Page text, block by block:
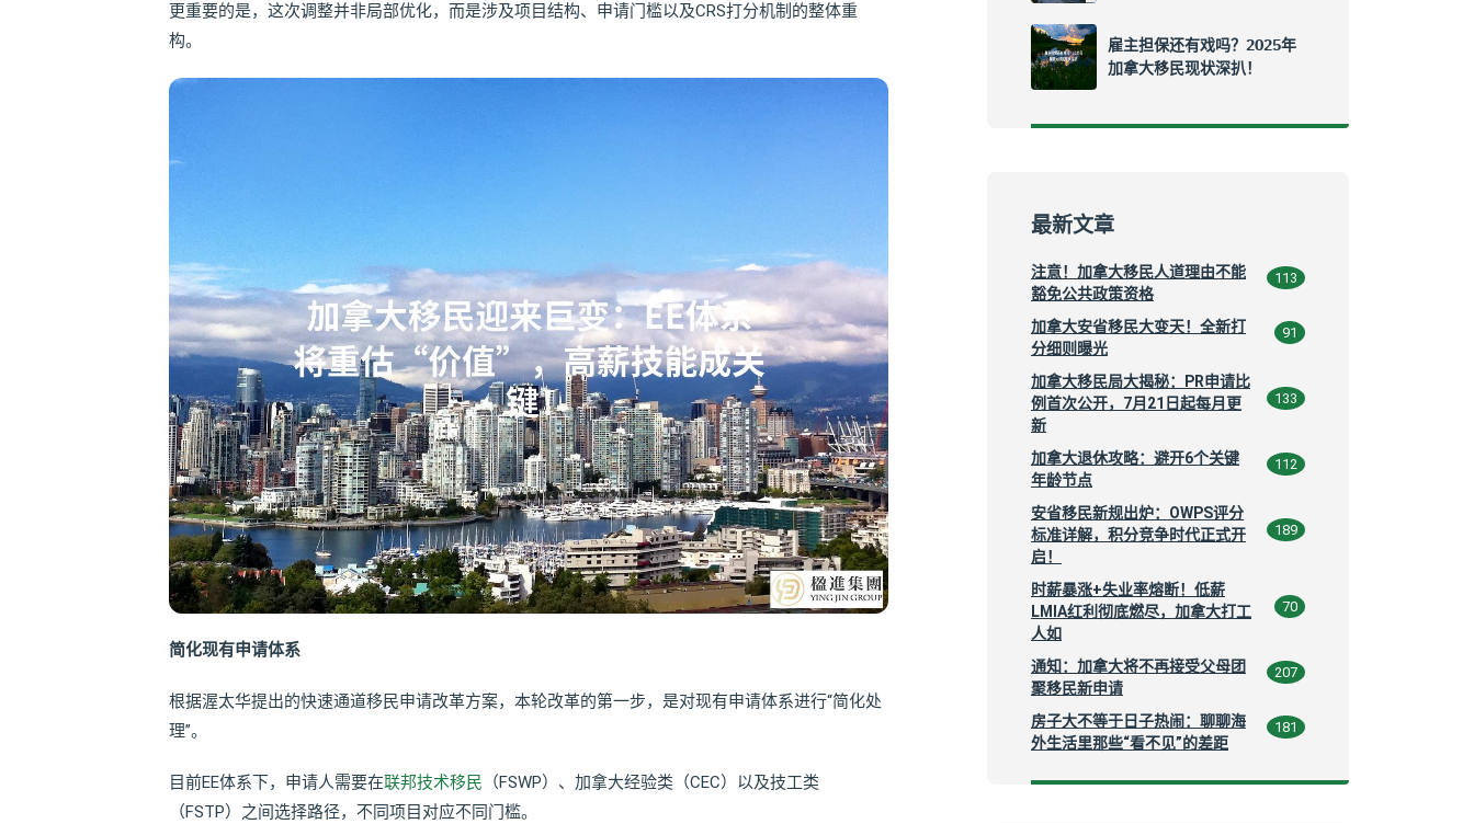
更重要的是，这次调整并非局部优化，而是涉及项目结构、申请门槛以及CRS打分机制的整体重
构。
简化现有申请体系
根据渥太华提出的快速通道移民申请改革方案，本轮改革的第一步，是对现有申请体系进行“简化处
理”。
目前EE体系下，申请人需要在联邦技术移民 （FSWP）、加拿大经验类（CEC）以及技工类
（FSTP）之间选择路径，不同项目对应不同门槛。
雇主担保还有戏吗？2025年
加拿大移民现状深扒！
最新文章
注意！加拿大移民人道理由不能
豁免公共政策资格
113
加拿大安省移民大变天！全新打
分细则曝光
91
加拿大移民局大揭秘：PR申请比
例首次公开，7月21日起每月更
新
133
加拿大退休攻略：避开6个关键
年龄节点
112
安省移民新规出炉：OWPS评分
标准详解，积分竞争时代正式开
启！
189
时薪暴涨+失业率熔断！低薪
LMIA红利彻底燃尽，加拿大打工
人如
70
通知：加拿大将不再接受父母团
聚移民新申请
207
房子大不等于日子热闹：聊聊海
外生活里那些“看不见”的差距
181